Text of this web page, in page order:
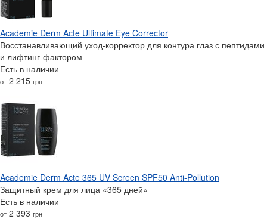
Academie Derm Acte Ultimate Eye Corrector
Восстанавливающий уход-корректор для контура глаз с пептидами
и лифтинг-фактором
Есть в наличии
от 2 215 грн
Academie Derm Acte 365 UV Screen SPF50 Anti-Pollution
Защитный крем для лица «365 дней»
Есть в наличии
от 2 393 грн